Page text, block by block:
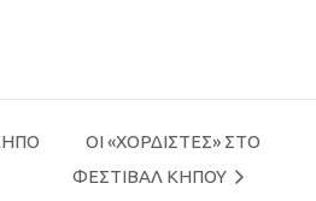
ΟΙ «ΧΟΡΔΙΣΤΕΣ» ΣΤΟ
ΦΕΣΤΙΒΑΛ ΚΗΠΟΥ